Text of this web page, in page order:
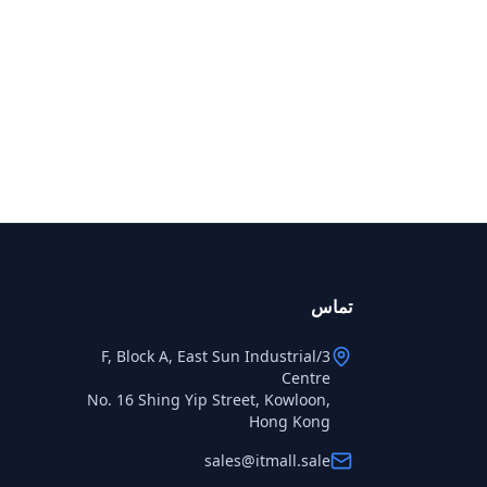
تماس
3/F, Block A, East Sun Industrial
Centre
No. 16 Shing Yip Street, Kowloon,
Hong Kong
sales@itmall.sale